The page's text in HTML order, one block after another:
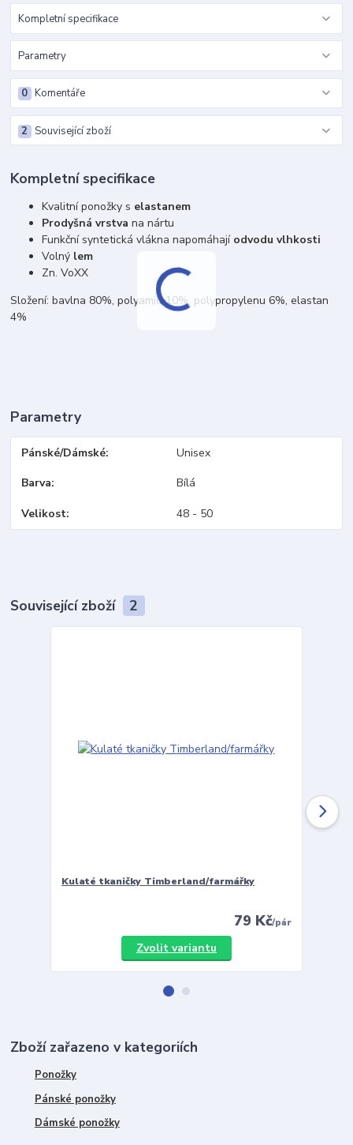
Kompletní specifikace
Parametry
Komentáře
0
Související zboží
2
Kompletní specifikace
Kvalitní ponožky s elastanem
Prodyšná vrstva na nártu
Funkční syntetická vlákna napomáhajíodvodu vlhkosti
Volný lem
Zn. VoXX
Složení: bavlna 80%, polyamid 10%, polypropylenu 6%, elastan
4%
Parametry
Pánské/Dámské Unisex
Barva Bílá
Velikost 48 - 50
Související zboží 2
Kulaté tkaničky Timberland/farmářky
79 Kč/pár
Zvolit variantu
Zboží zařazeno v kategoriích
Ponožky
Pánské ponožky
Dámské ponožky